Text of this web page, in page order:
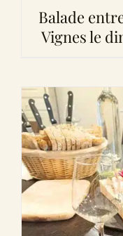
Balade
Vignes le